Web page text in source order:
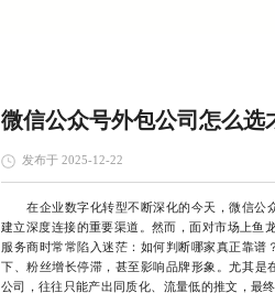
微信公众号外包公司怎么选
发布于 2025-12-22
在企业数字化转型不断深化的今天，微信公
建立深度连接的重要渠道。然而，面对市场上鱼
服务商时常常陷入迷茫：如何判断哪家真正靠
下、粉丝增长停滞，甚至影响品牌形象。尤其是
公司，往往只能产出同质化、流量低的推文，最终